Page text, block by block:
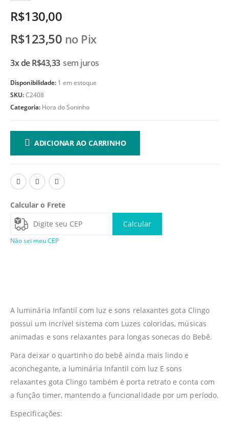
R$130,00
R$123,50 no Pix
3x deR$43,33 sem juros
Disponibilidade: 1 em estoque
SKU:C2408
Categoria: Hora do Soninho
ADICIONAR AO CARRINHO
Calcular o Frete
Calcular
Não sei meu CEP
A luminária Infantil com luz e sons relaxantes gota Clingo
possui um incrível sistema com Luzes coloridas, músicas
animadas e sons relaxantes para longas sonecas do Bebê.
Para deixar o quartinho do bebê ainda mais lindo e
aconchegante, a luminária Infantil com luz E sons
relaxantes gota Clingo também é porta retrato e conta com
a função timer, mantendo a funcionalidade por um período.
Especificações: